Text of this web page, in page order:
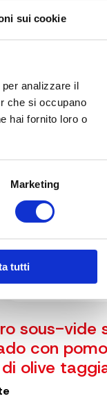
sui cookie
analizzare il
che si occupano
hai fornito loro o
Marketing
tutti
e sedano
…
09 Aug 2019
sous-vide
con
olive